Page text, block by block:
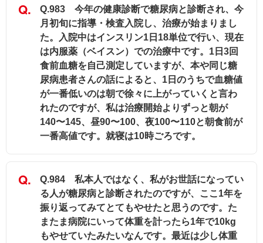
Q.983 今年の健康診断で糖尿病と診断され、今
月初旬に指導・検査入院し、治療が始まりまし
た。入院中はインスリン1日18単位で行い、現在
は内服薬（ベイスン）での治療中です。1日3回
食前血糖を自己測定していますが、本や同じ糖
尿病患者さんの話によると、1日のうちで血糖値
が一番低いのは朝で徐々に上がっていくと言わ
れたのですが、私は治療開始よりずっと朝が
140〜145、昼90〜100、夜100〜110と朝食前が
一番高値です。就寝は10時ごろです。
Q.984 私本人ではなく、私がお世話になってい
る人が糖尿病と診断されたのですが、ここ1年を
振り返ってみてとてもやせたと思うのです。た
またま病院にいって体重を計ったら1年で10kg
もやせていたみたいなんです。最近は少し体重